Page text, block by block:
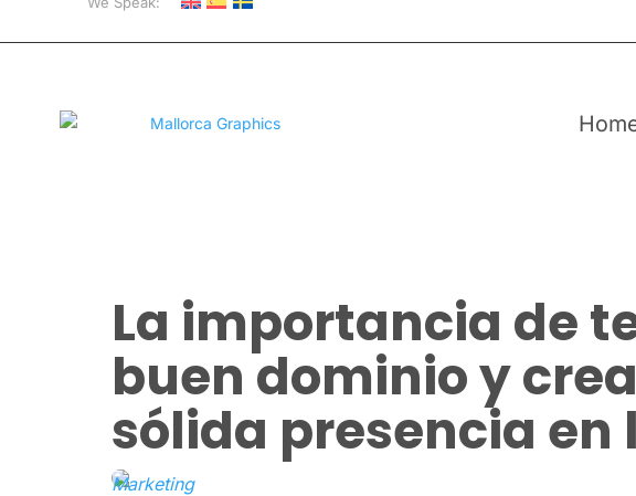
La importancia de
buen dominio y
sólida presencia en
Marketing